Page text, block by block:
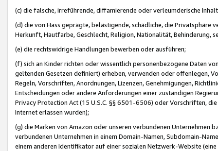
(c) die falsche, irreführende, diffamierende oder verleumderische
(d) die von Hass geprägte, belästigende, schädliche, die Privatsphäre
Herkunft, Hautfarbe, Geschlecht, Religion, Nationalität, Behinderung,
(e) die rechtswidrige Handlungen bewerben oder ausführen;
(f) sich an Kinder richten oder wissentlich personenbezogene Daten
geltenden Gesetzen definiert) erheben, verwenden oder offenlegen,
Regeln, Vorschriften, Anordnungen, Lizenzen, Genehmigungen,
Entscheidungen oder andere Anforderungen einer zuständigen
Privacy Protection Act (15 U.S.C. §§ 6501-6506) oder Vorschriften,
Internet erlassen wurden);
(g) die Marken von Amazon oder unseren verbundenen Unternehmen
verbundenen Unternehmen in einem Domain-Namen, Subdomain-
einem anderen Identifikator auf einer sozialen Netzwerk-Website